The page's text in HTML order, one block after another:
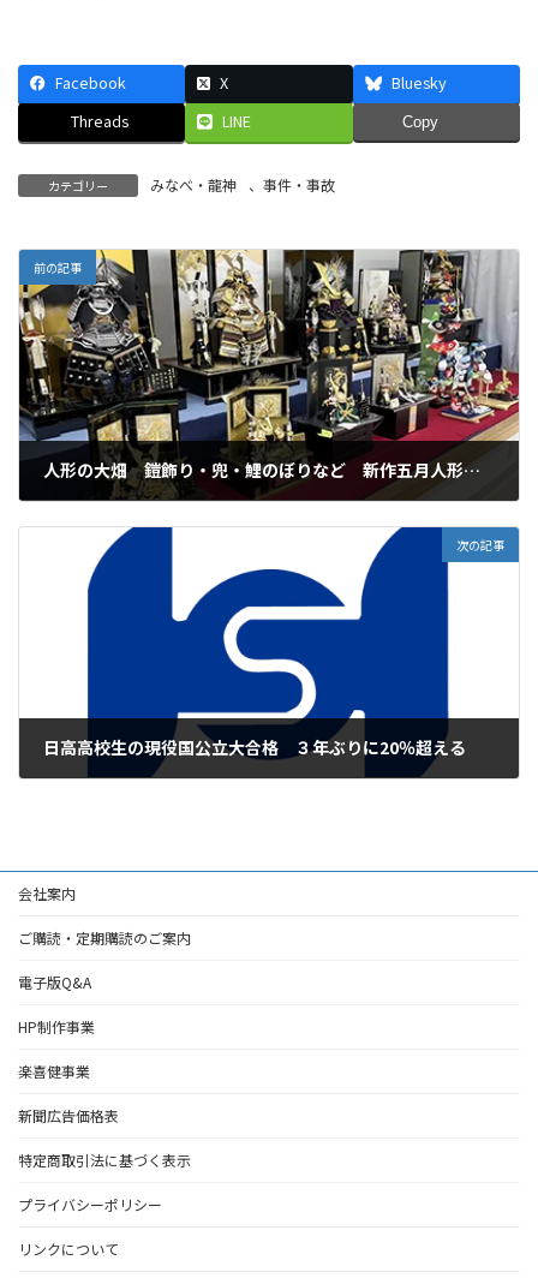
Facebook X
Bluesky
Threads
LINE Copy
カテゴリー みなべ・龍神 、 事件・事故
前の記事
人形の大畑 鎧飾り・兜・鯉のぼりなど 新作五月人形 多数入荷！
次の記事
日高高校生の現役国公立大合格 ３年ぶりに20％超える
会社案内
ご購読・定期購読のご案内
電子版Q&A
HP制作事業
楽喜健事業
新聞広告価格表
特定商取引法に基づく表示
プライバシーポリシー
リンクについて